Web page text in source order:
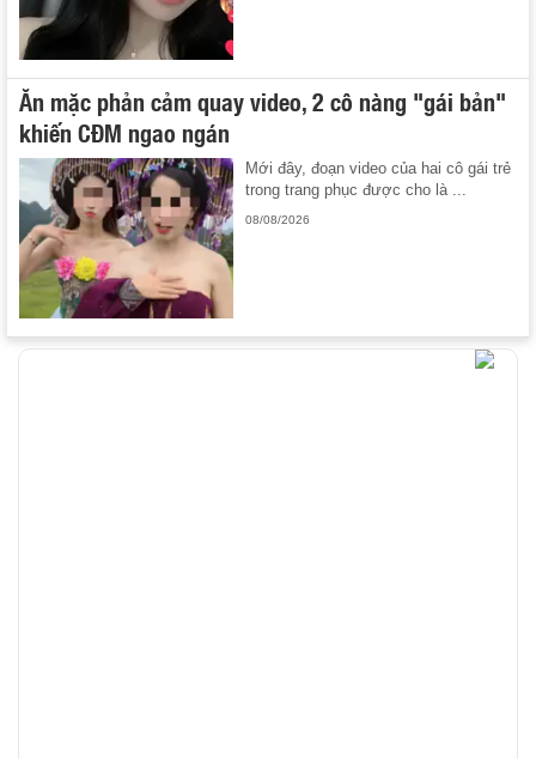
Ăn mặc phản cảm quay video, 2 cô nàng "gái bản"
khiến CĐM ngao ngán
Mới đây, đoạn video của hai cô gái trẻ
trong trang phục được cho là ...
08/08/2026